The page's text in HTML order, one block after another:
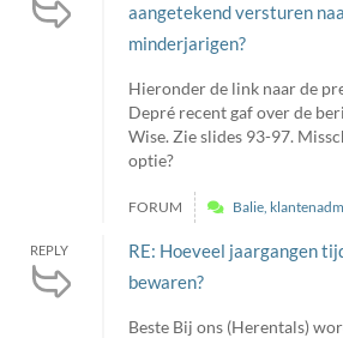
aangetekend versturen
minderjarigen?
Hieronder de link naar de
Depré recent gaf over de
Wise. Zie slides 93-97.
optie?
FORUM Balie,
REPLY
RE: Hoeveel jaargangen
bewaren?
Beste Bij ons (Herentals)